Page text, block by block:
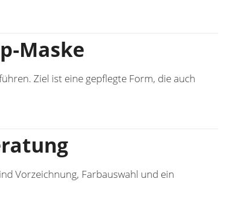
Maske
Ziel ist eine gepflegte Form, die auch
Vorzeichnung, Farbauswahl und ein